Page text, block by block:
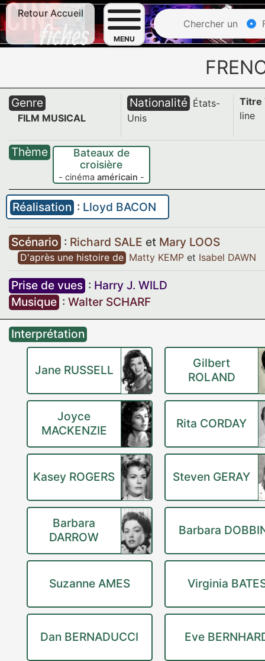
Retour Accueil
MENU
Chercher un
Genre
FILM MUSICAL
Nationalité États-
Unis
Titre
line
Thème
Bateaux de
croisière
- cinéma américain -
Réalisation : Lloyd BACON
Scénario : Richard SALE et Mary LOOS
D'après une histoire de Matty KEMP et Isabel DAWN
Prise de vues : Harry J. WILD
Musique : Walter SCHARF
Interprétation
Jane RUSSELL
Gilbert
ROLAND
Joyce
MACKENZIE
Rita CORDAY
Kasey ROGERS Steven GERAY
Barbara
DARROW
Barbara
Suzanne AMES Virginia
Dan BERNADUCCI Eve